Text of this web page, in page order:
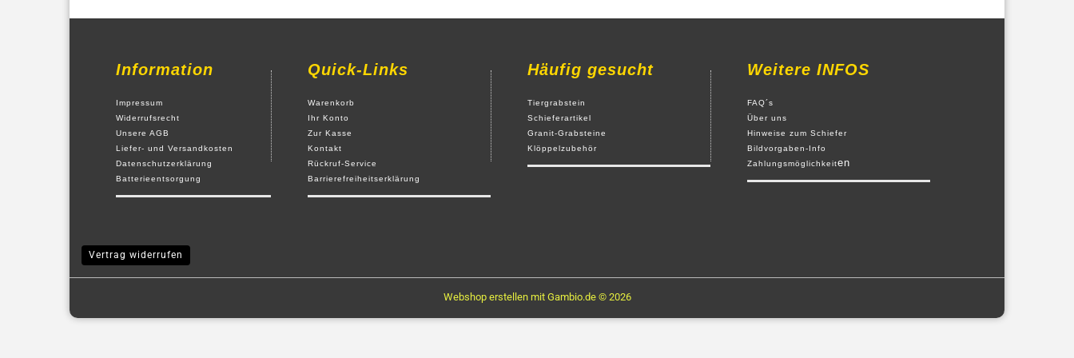
Information
Impressum
Widerrufsrecht
Unsere AGB
Liefer- und Versandkosten
Datenschutzerklärung
Batterieentsorgung
Quick-Links
Warenkorb
Ihr Konto
Zur Kasse
Kontakt
Rückruf-Service
Barrierefreiheitserklärung
Häufig gesucht
Tiergrabstein
Schieferartikel
Granit-Grabsteine
Klöppelzubehör
Weitere INFOS
FAQ´s
Über uns
Hinweise zum Schiefer
Bildvorgaben-Info
Zahlungsmöglichkeiten
Vertrag widerrufen
Webshop erstellenmit Gambio.de © 2026